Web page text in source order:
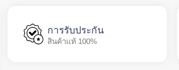
การรับประกัน
สินค้าแท้ 100%